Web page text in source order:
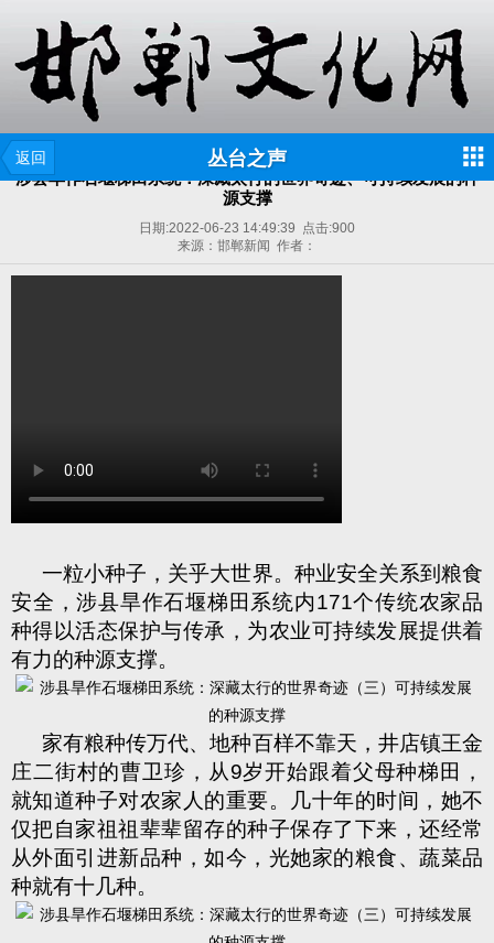
返回 丛台之声
涉县旱作石堰梯田系统：深藏太行的世界奇迹、可持续发展的种
源支撑
日期:2022-06-23 14:49:39 点击:900
来源：邯郸新闻 作者：
一粒小种子，关乎大世界。种业安全关系到粮食
安全，涉县旱作石堰梯田系统内171个传统农家品
种得以活态保护与传承，为农业可持续发展提供着
有力的种源支撑。
家有粮种传万代、地种百样不靠天，井店镇王金
庄二街村的曹卫珍，从9岁开始跟着父母种梯田，
就知道种子对农家人的重要。几十年的时间，她不
仅把自家祖祖辈辈留存的种子保存了下来，还经常
从外面引进新品种，如今，光她家的粮食、蔬菜品
种就有十几种。